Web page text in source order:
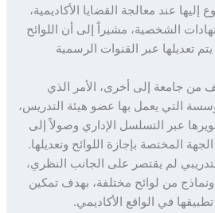
عند معالجة القضايا الأكاديمية،
مشيراً إلى أن اللوائح
عبر القنوات الرسمية
إلى أخرى، الأمر الذي
يعمل بها عضو هيئة التدريس،
التسلسل الإداري وصولاً إلى
بإجازة اللوائح وتعديلها.
لم يقتصر على الجانب النظري،
لوائح مختلفة، بهدف تمكين
في الواقع الأكاديمي.